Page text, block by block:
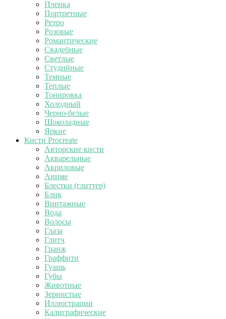
Пленка
Портретные
Ретро
Розовые
Романтические
Свадебные
Светлые
Студийные
Темные
Теплые
Тонировка
Холодный
Черно-белые
Шоколадные
Яркие
Кисти Procreate
Авторские кисти
Акварельные
Акриловые
Аниме
Блестки (глиттер)
Блик
Винтажные
Вода
Волосы
Глаза
Глитч
Гранж
Граффити
Гуашь
Губы
Животные
Зернистые
Иллюстрации
Калиграфические